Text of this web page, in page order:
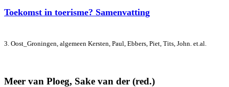
Toekomst in toerisme? Samenvatting
3. Oost_Groningen, algemeen Kersten, Paul, Ebbers, Piet, Tits, John. et.al.
Meer van Ploeg, Sake van der (red.)